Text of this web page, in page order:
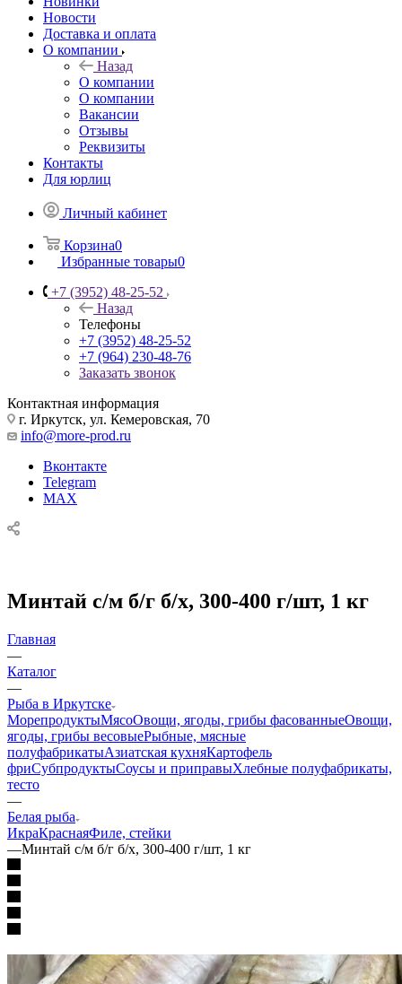
Новости
Доставка и оплата
О компании
Назад
О компании
О компании
Вакансии
Отзывы
Реквизиты
Контакты
Для юрлиц
Личный кабинет
Корзина0
Избранные товары0
+7 (3952) 48-25-52
Назад
Телефоны
+7 (3952) 48-25-52
+7 (964) 230-48-76
Заказать звонок
Контактная информация
г. Иркутск, ул. Кемеровская, 70
info@more-prod.ru
Вконтакте
Telegram
MAX
Минтай с/м б/г б/х, 300-400 г/шт, 1 кг
Главная
—
Каталог
—
Рыба в Иркутске
МорепродуктыМясоОвощи, ягоды, грибы фасованныеОвощи,
ягоды, грибы весовыеРыбные, мясные
полуфабрикатыАзиатская кухняКартофель
фриСубпродуктыСоусы и приправыХлебные полуфабрикаты,
тесто
—
Белая рыба
ИкраКраснаяФиле, стейки
—Минтай с/м б/г б/х, 300-400 г/шт, 1 кг